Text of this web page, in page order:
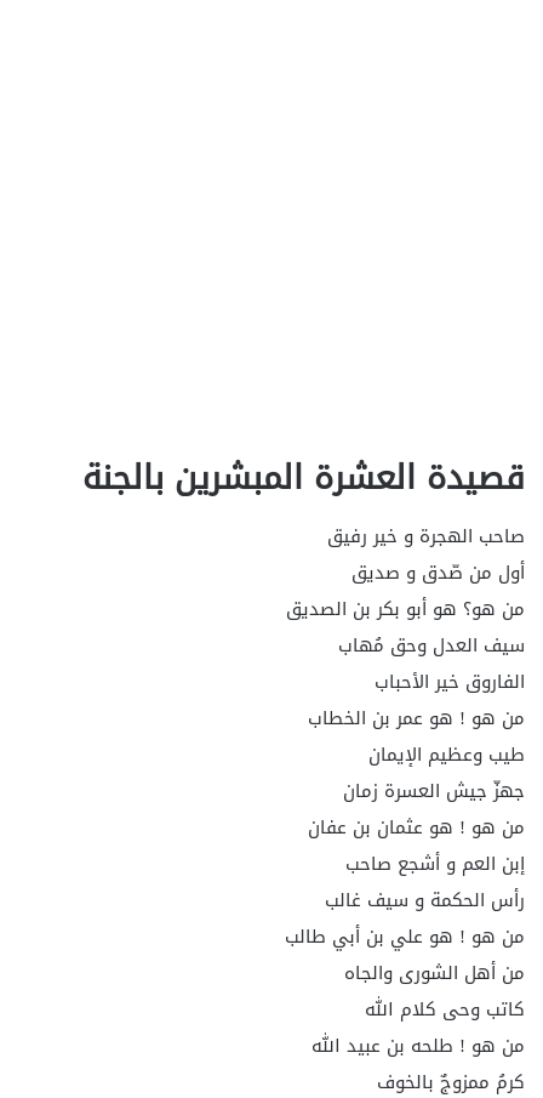
قصيدة العشرة المبشرين بالجنة
صاحب الهجرة و خير رفيق
أول من صّدق و صديق
من هو؟ هو أبو بكر بن الصديق
سيف العدل وحق مُهاب
الفاروق خير الأحباب
من هو ! هو عمر بن الخطاب
طيب وعظيم الإيمان
جهزّ جيش العسرة زمان
من هو ! هو عثمان بن عفان
إبن العم و أشجع صاحب
رأس الحكمة و سيف غالب
من هو ! هو علي بن أبي طالب
من أهل الشورى والجاه
كاتب وحى كلام الله
من هو ! طلحه بن عبيد الله
كرمُ ممزوجٌ بالخوف